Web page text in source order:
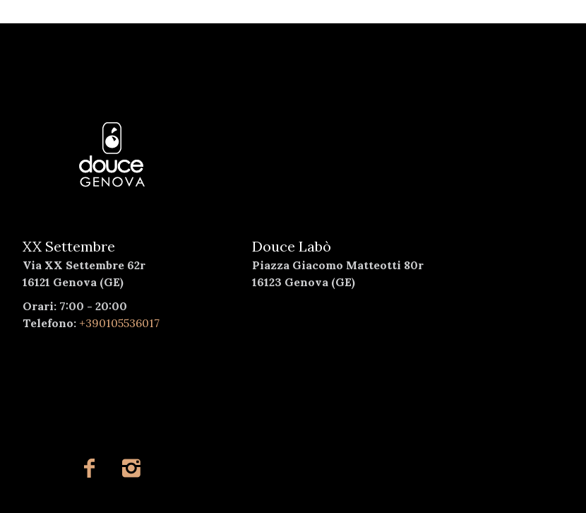
XX Settembre
Via XX Settembre 62r
16121 Genova (GE)
Orari: 7:00 - 20:00
Telefono: +390105536017
Douce Labò
Piazza Giacomo Matteotti 80r
16123 Genova (GE)